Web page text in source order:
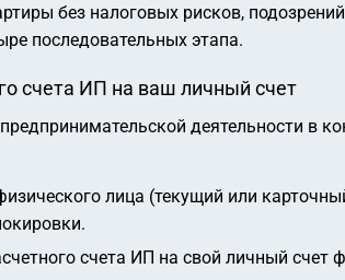
без налоговых рисков,
последовательных этапа.
счета ИП на ваш личный счет
деятельности в
лица (текущий или
счета ИП на свой личный счет